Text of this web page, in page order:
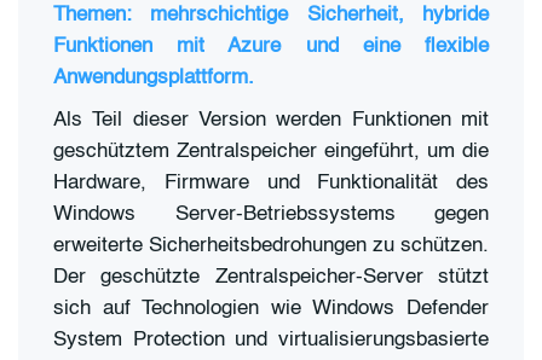
Themen: mehrschichtige Sicherheit, hybride
Funktionen mit Azure und eine flexible
Anwendungsplattform.
Als Teil dieser Version werden Funktionen mit
geschütztem Zentralspeicher eingeführt, um die
Hardware, Firmware und Funktionalität des
Windows Server-Betriebssystems gegen
erweiterte Sicherheitsbedrohungen zu schützen.
Der geschützte Zentralspeicher-Server stützt
sich auf Technologien wie Windows Defender
System Protection und virtualisierungsbasierte